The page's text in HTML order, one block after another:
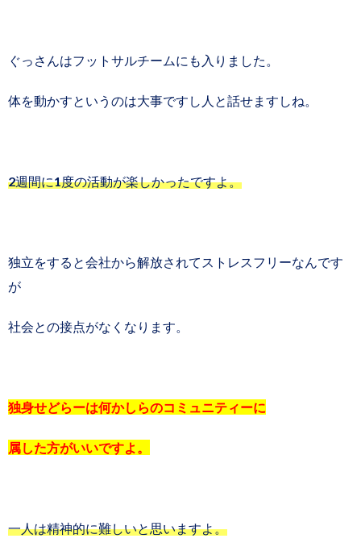
ぐっさんはフットサルチームにも入りました。
体を動かすというのは大事ですし人と話せますしね。
2週間に1度の活動が楽しかったですよ。
独立をすると会社から解放されてストレスフリーなんです
が
社会との接点がなくなります。
独身せどらーは何かしらのコミュニティーに
属した方がいいですよ。
一人は精神的に難しいと思いますよ。